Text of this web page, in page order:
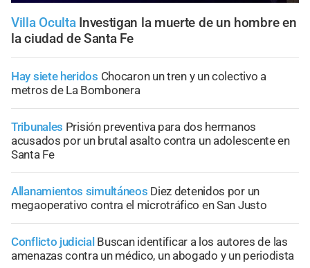
Villa Oculta Investigan la muerte de un hombre en
la ciudad de Santa Fe
Hay siete heridos Chocaron un tren y un colectivo a
metros de La Bombonera
Tribunales Prisión preventiva para dos hermanos
acusados por un brutal asalto contra un adolescente en
Santa Fe
Allanamientos simultáneos Diez detenidos por un
megaoperativo contra el microtráfico en San Justo
Conflicto judicial Buscan identificar a los autores de las
amenazas contra un médico, un abogado y un periodista